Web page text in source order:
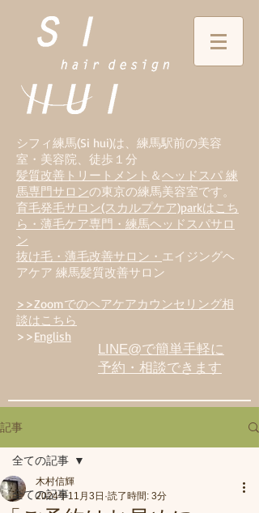
シフィ練馬(Si hui)は、 練馬駅前の美容
室・美容院、徒歩１分
髪質改善トリートメント ＆ヘッドスパ 練
馬専門サロンの東京の練馬美容室です。
育毛発毛サロン(スカルプケア)parkはこち
ら・薄毛ケア専門・練馬ヘッドスパサロ
ン
抜け毛・薄毛改善サロン・ エイジングヘ
アケア 練馬髪質改善サロン
>>Zoomでのヘアケアカウンセリング相
談はこちら
>>English
LINE@で簡単手軽に
予約・相談できます
記事
全ての記事
全ての記事
木村信輝
2024年11月3日 読了時間: 3分